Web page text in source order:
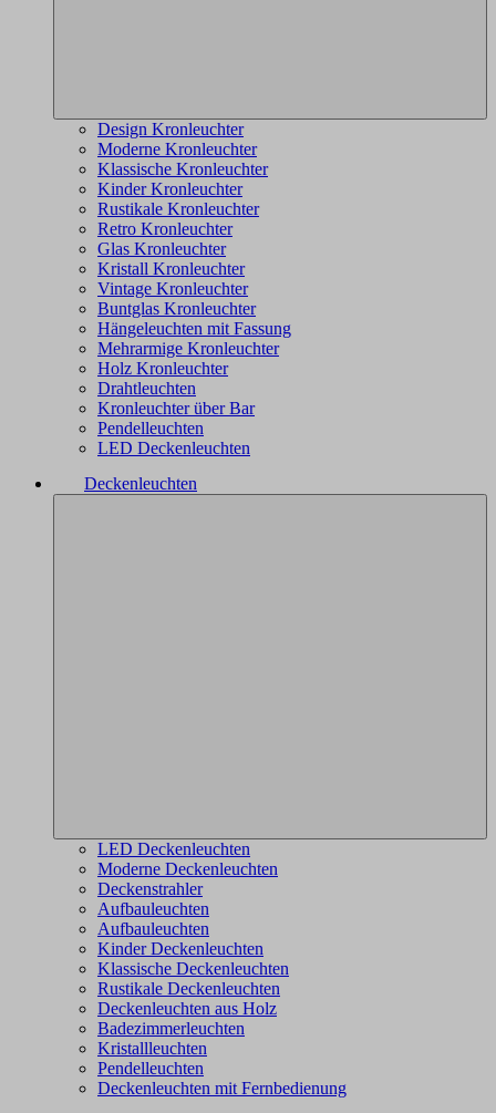
Design Kronleuchter
Moderne Kronleuchter
Klassische Kronleuchter
Kinder Kronleuchter
Rustikale Kronleuchter
Retro Kronleuchter
Glas Kronleuchter
Kristall Kronleuchter
Vintage Kronleuchter
Buntglas Kronleuchter
Hängeleuchten mit Fassung
Mehrarmige Kronleuchter
Holz Kronleuchter
Drahtleuchten
Kronleuchter über Bar
Pendelleuchten
LED Deckenleuchten
Deckenleuchten
LED Deckenleuchten
Moderne Deckenleuchten
Deckenstrahler
Aufbauleuchten
Aufbauleuchten
Kinder Deckenleuchten
Klassische Deckenleuchten
Rustikale Deckenleuchten
Deckenleuchten aus Holz
Badezimmerleuchten
Kristallleuchten
Pendelleuchten
Deckenleuchten mit Fernbedienung